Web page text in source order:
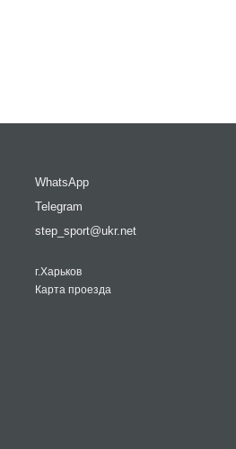
WhatsApp
Telegram
step_sport@ukr.net
г.Харьков
Карта проезда